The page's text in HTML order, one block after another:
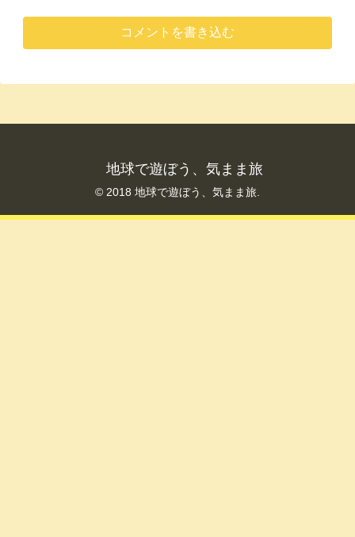
コメントを書き込む
地球で遊ぼう、気まま旅
© 2018 地球で遊ぼう、気まま旅.